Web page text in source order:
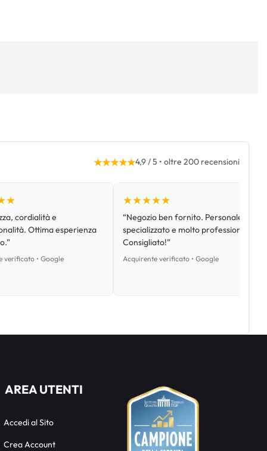
★★★★★4,9 / 5 • oltre 200 recensioni
cordialità e
Ottima esperienza
verificato • Google
★★★★★
“Negozio ben fornito. Personale
specializzato e molto professionale.
Consigliato!”
Acquirente verificato • Google
AREA UTENTI
Accedi al Sito
Crea Account